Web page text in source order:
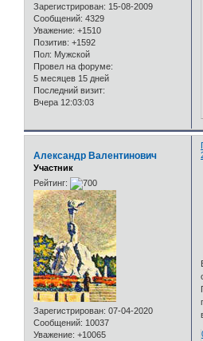
Зарегистрирован: 15-08-2009
Сообщений: 4329
Уважение: +1510
Позитив: +1592
Пол: Мужской
Провел на форуме:
5 месяцев 15 дней
Последний визит:
Вчера 12:03:03
Александр Валентинович
Участник
Рейтинг:
Зарегистрирован: 07-04-2020
Сообщений: 10037
Уважение: +10065